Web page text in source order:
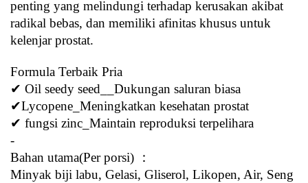
penting yang melindungi terhadap kerusakan akibat
radikal bebas, dan memiliki afinitas khusus untuk
kelenjar prostat.
Formula Terbaik Pria
✔ Oil seedy seed__Dukungan saluran biasa
✔Lycopene_Meningkatkan kesehatan prostat
✔ fungsi zinc_Maintain reproduksi terpelihara
-
Bahan utama(Per porsi) ：
Minyak biji labu, Gelasi, Gliserol, Likopen, Air, Seng